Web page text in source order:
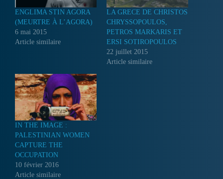
ENGLIMA STIN AGORA
(MEURTRE À L’AGORA)
6 mai 2015
Article similaire
LA GRECE DE CHRISTOS
CHRYSSOPOULOS,
PETROS MARKARIS ET
ERSI SOTIROPOULOS
22 juillet 2015
Article similaire
IN THE IMAGE :
PALESTINIAN WOMEN
CAPTURE THE
OCCUPATION
10 février 2016
Article similaire